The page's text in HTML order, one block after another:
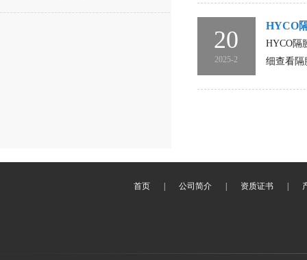
20
2025-2
HYCO
HYCO隔
细查看隔
首页 公司简介 资质证书